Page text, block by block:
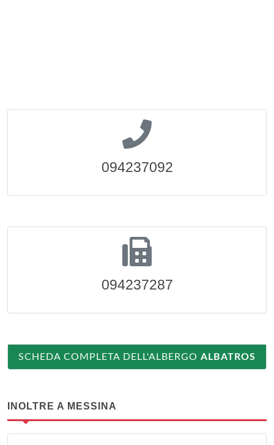
094237092
094237287
SCHEDA COMPLETA DELL'ALBERGO ALBATROS
INOLTRE A MESSINA